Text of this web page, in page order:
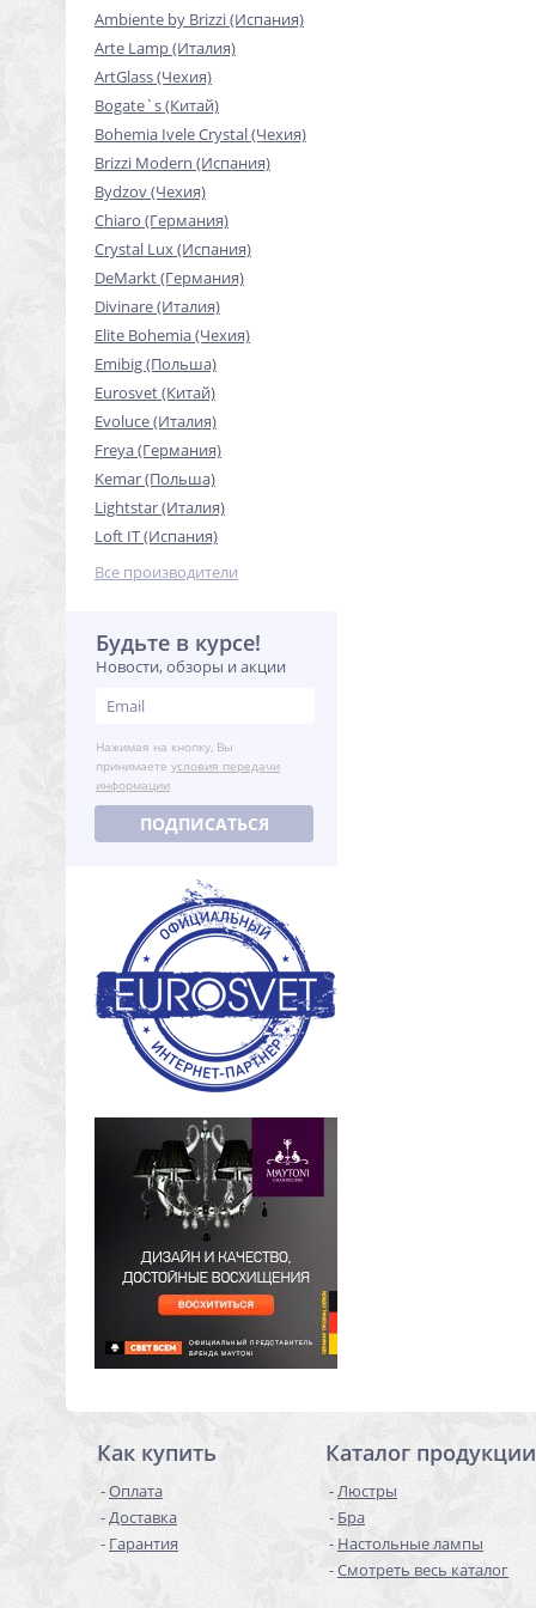
Ambiente by Brizzi (Испания)
Arte Lamp (Италия)
ArtGlass (Чехия)
Bogate`s (Китай)
Bohemia Ivele Crystal (Чехия)
Brizzi Modern (Испания)
Bydzov (Чехия)
Chiaro (Германия)
Crystal Lux (Испания)
DeMarkt (Германия)
Divinare (Италия)
Elite Bohemia (Чехия)
Emibig (Польша)
Eurosvet (Китай)
Evoluce (Италия)
Freya (Германия)
Kemar (Польша)
Lightstar (Италия)
Loft IT (Испания)
Все производители
Будьте в курсе!
Новости, обзоры и акции
Нажимая на кнопку, Вы
принимаете условия передачи
информации
ПОДПИСАТЬСЯ
Как купить
Оплата
Доставка
Гарантия
Каталог продукции
Люстры
Бра
Настольные лампы
Смотреть весь каталог